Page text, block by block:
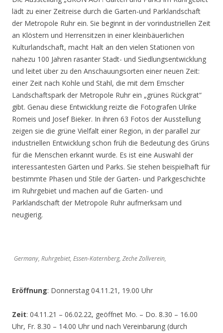
lädt zu einer Zeitreise durch die Garten-und Parklandschaft
der Metropole Ruhr ein. Sie beginnt in der vorindustriellen Zeit
an Klöstern und Herrensitzen in einer kleinbäuerlichen
Kulturlandschaft, macht Halt an den vielen Stationen von
nahezu 100 Jahren rasanter Stadt- und Siedlungsentwicklung
und leitet über zu den Anschauungsorten einer neuen Zeit:
einer Zeit nach Kohle und Stahl, die mit dem Emscher
Landschaftspark der Metropole Ruhr ein „grünes Rückgrat“
gibt. Genau diese Entwicklung reizte die Fotografen Ulrike
Romeis und Josef Bieker. In ihren 63 Fotos der Ausstellung
zeigen sie die grüne Vielfalt einer Region, in der parallel zur
industriellen Entwicklung schon früh die Bedeutung des Grüns
für die Menschen erkannt wurde. Es ist eine Auswahl der
interessantesten Gärten und Parks. Sie stehen beispielhaft für
bestimmte Phasen und Stile der Garten- und Parkgeschichte
im Ruhrgebiet und machen auf die Garten- und
Parklandschaft der Metropole Ruhr aufmerksam und
neugierig.
Germany, Ruhrgebiet, Essen-Katernberg, Zeche Zollverein,
Eröffnung: Donnerstag 04.11.21, 19.00 Uhr
Zeit: 04.11.21 – 06.02.22, geöffnet Mo. – Do. 8.30 – 16.00
Uhr, Fr. 8.30 – 14.00 Uhr und nach Vereinbarung (durch